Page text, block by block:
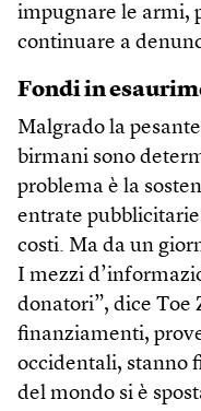
impugnare le armi,
continuare a
Fondi in
Malgrado la
birmani sono
problema è la
entrate
costi. Ma da un
I mezzi
donatori”, dice Toe
finanziamenti,
occidentali, stanno
del mondo si è